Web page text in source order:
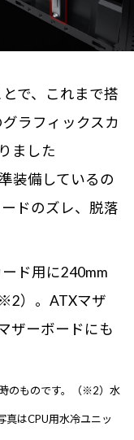
で、これまで搭
ラフィックスカ
ました
装備しているの
ドのズレ、脱落
ド用に240mm
）。ATXマザ
ザーボードにも
のものです。（※2）水
真はCPU用水冷ユニッ